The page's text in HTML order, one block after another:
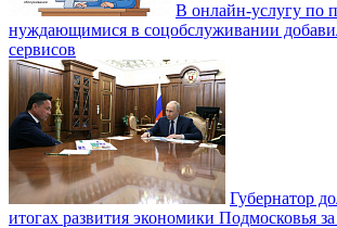
В онлайн-услугу по
нуждающимися в соцобслуживании
сервисов
Губернатор
итогах развития экономики Подмосковья